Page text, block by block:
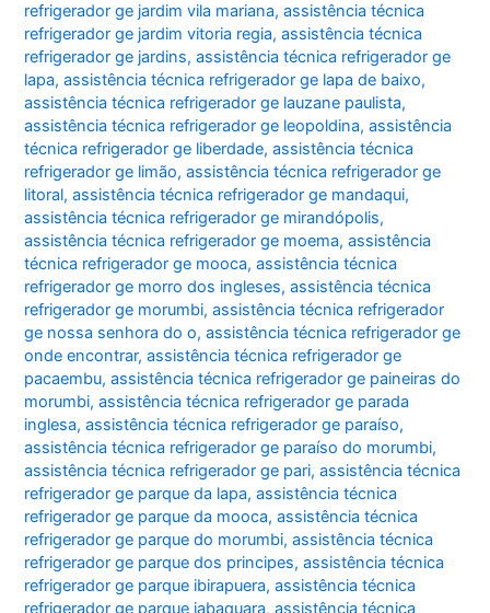
refrigerador ge jardim vila mariana,assistência técnica
refrigerador ge jardim vitoria regia,assistência técnica
refrigerador ge jardins,assistência técnica refrigerador ge
lapa,assistência técnica refrigerador ge lapa de baixo,
assistência técnica refrigerador ge lauzane paulista,
assistência técnica refrigerador ge leopoldina,assistência
técnica refrigerador ge liberdade,assistência técnica
refrigerador ge limão,assistência técnica refrigerador ge
litoral,assistência técnica refrigerador ge mandaqui,
assistência técnica refrigerador ge mirandópolis,
assistência técnica refrigerador ge moema,assistência
técnica refrigerador ge mooca,assistência técnica
refrigerador ge morro dos ingleses,assistência técnica
refrigerador ge morumbi,assistência técnica refrigerador
ge nossa senhora do o,assistência técnica refrigerador ge
onde encontrar,assistência técnica refrigerador ge
pacaembu,assistência técnica refrigerador ge paineiras do
morumbi,assistência técnica refrigerador ge parada
inglesa,assistência técnica refrigerador ge paraíso,
assistência técnica refrigerador ge paraíso do morumbi,
assistência técnica refrigerador ge pari,assistência técnica
refrigerador ge parque da lapa,assistência técnica
refrigerador ge parque da mooca,assistência técnica
refrigerador ge parque do morumbi,assistência técnica
refrigerador ge parque dos principes,assistência técnica
refrigerador ge parque ibirapuera,assistência técnica
refrigerador ge parque jabaquara,assistência técnica